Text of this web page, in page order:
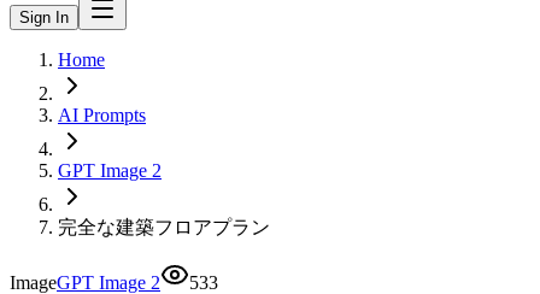
Sign In
Home
AI Prompts
GPT Image 2
完全な建築フロアプラン
ImageGPT Image 2 533